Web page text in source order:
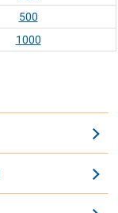
500
1000